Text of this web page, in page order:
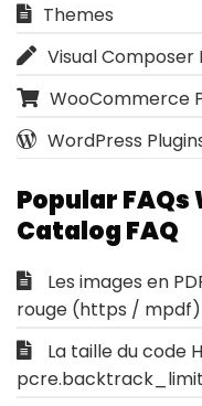
Themes
Visual
WooCommerce
WordPress
Popular FAQs
Catalog FAQ
Les images en
rouge (https / mpdf)
La taille du code
pcre.backtrack_limit